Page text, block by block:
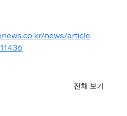
news/article
전체 보기